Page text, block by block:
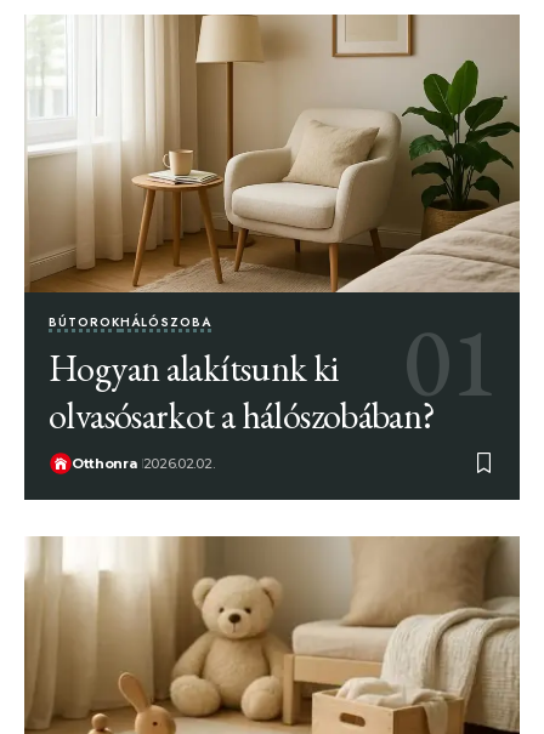
BÚTOROKHÁLÓSZOBA
Hogyan alakítsunk ki
olvasósarkot a hálószobában?
Otthonra 2026.02.02.